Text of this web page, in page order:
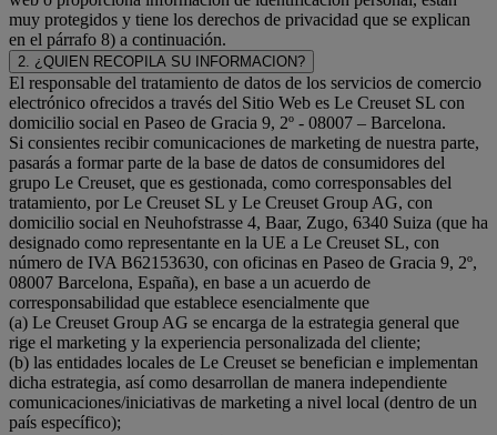
muy protegidos y tiene los derechos de privacidad que se explican
en el párrafo 8) a continuación.
2. ¿QUIEN RECOPILA SU INFORMACION?
El responsable del tratamiento de datos de los servicios de comercio
electrónico ofrecidos a través del Sitio Web es Le Creuset SL con
domicilio social en Paseo de Gracia 9, 2º - 08007 – Barcelona.
Si consientes recibir comunicaciones de marketing de nuestra parte,
pasarás a formar parte de la base de datos de consumidores del
grupo Le Creuset, que es gestionada, como corresponsables del
tratamiento, por Le Creuset SL y Le Creuset Group AG, con
domicilio social en Neuhofstrasse 4, Baar, Zugo, 6340 Suiza (que ha
designado como representante en la UE a Le Creuset SL, con
número de IVA B62153630, con oficinas en Paseo de Gracia 9, 2º,
08007 Barcelona, España), en base a un acuerdo de
corresponsabilidad que establece esencialmente que
(a) Le Creuset Group AG se encarga de la estrategia general que
rige el marketing y la experiencia personalizada del cliente;
(b) las entidades locales de Le Creuset se benefician e implementan
dicha estrategia, así como desarrollan de manera independiente
comunicaciones/iniciativas de marketing a nivel local (dentro de un
país específico);